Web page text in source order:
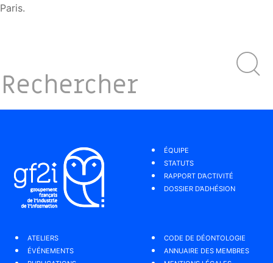
Paris.
ÉQUIPE
STATUTS
RAPPORT D’ACTIVITÉ
DOSSIER D’ADHÉSION
ATELIERS
ÉVÉNEMENTS
CODE DE DÉONTOLOGIE
ANNUAIRE DES MEMBRES